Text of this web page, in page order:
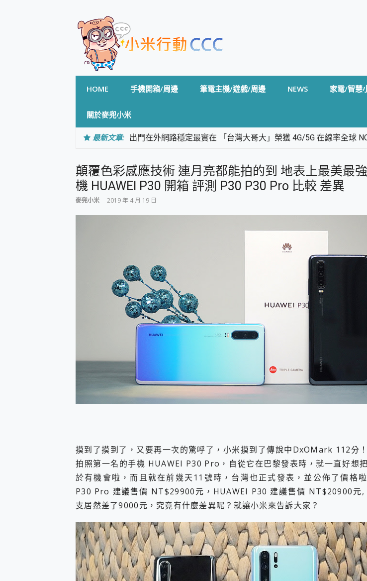
HOME 手機開箱/周邊 筆電主機/遊戲/周邊 NEWS 家電/智慧
關於麥兜小米
最新文章: 出門在外網路穩定最實在 「台灣大哥大」榮獲 4G/5G 在線率全球
專為 PC上的 XBOX和掌機設計的 FireCuda X1070 SSD 固態硬碟開
台灣製攝影機在這裡，100%全無線設計 SpotCam Solo Eco 太陽
測
電力超超超持久 MSI 微星 Prestige 14 AI+ D3MG-031TW 14吋 開箱
超懂拍、耐用 AI 街拍機~ realme 16 Pro 開箱評價~ 2 億畫素
超驚艷 讓人一眼就愛上 LENOVO 聯想 Yoga Book 9 14吋 AI輕薄筆電
美到讓人超想擁有 moto pad 60 系列 與 Moto | Swarovski razr 60
好用的 EaseUS Partition Master 讓您輕鬆的移除與格式化有防寫保
一鍵修復模糊影片、舊照的 AI 好幫手! VideoProc Converter AI 新版
小朋友才做選擇 投影機 RGB藍牙音響 氛圍情境燈 我通通都要！
式生活新體驗
外型超吸晴~ 給您絕佳操控體驗 GravaStar Mercury K1 系列 異星機
開箱~變身「蜘蛛人」椅子軍師！MSI MPG 491CQP QD-OLED 超
iPhone 17 系列 有認證的防護來囉！ imos 首家導入 UL MCV 行銷
DJI Osmo Pocket 3 爽爽帶回家 歡慶 EaseUS 21 週年到來，「
小巧好吸不擋鏡頭 有Qi2認證的 ONPRO MagReact MXs2
會走動的冷暖氣 SONY REON POCKET PRO 穿戴式智慧冷暖調溫裝
寶可夢飛人外掛iToolab AnyGo全新升級，GO Fest 五折優惠嗨翻天
百倍變焦實測~ vivo X200 Pro 與 S25 Ultra 誰能滿足全場景拍攝需
超好用的 PLAUD NotePin AI 智慧錄音膠囊~ 您的AI 秘書已上線 每
COMPUTEX 2025 來囉！AGI亞奇雷 AI・Gaming・創作儲存方案
自帶線的 有線無線都能充 ONPRO MagReact M5 10000mAh 5合1
飛利浦 JS7310 ⚡【電急便｜行動儲能救車電源】 可靠的旅行夥伴
是螢幕也是電視! 一機超多用途「MSI微星 Modern MD272UPSW
您的專屬AI 助手 Yoga Slim 7 Aura Edition 觸控AI筆電 開箱 評測
realme 14 Pro 超硬軍規、冰感變色實測，realme 14 5G 遊戲戰鬥值
iPhone、Apple Watch、AirPods耳機 三個設備充電一起搞定
動靜皆宜「HUAWEI FreeArc」開放式耳掛耳機，無感配戴! 超穩超
25種洗烘模式一機搞定! Roborock 衣莉莎白 H1 Neo分子篩洗脫烘 AI
給 MSI Claw 系列電競掌機 最完美的家 MSI Nest Docking Station 掌
B&O 精品級音響! Home+ 中嘉寬頻 SoundBox 劇院串流盒 開箱 評測
2億 APO蔡司長焦神機降臨~ vivo X200 Pro、vivo X200 就是這麼好
EaseUS Vocal Remover 免費線上去聲器一鍵去除人聲 人聲 音樂分
3 個超值 MHN 飛人工具分享~~ iToolab AnyGo 魔物獵人 Now飛人
Locawhere AnyTo 寶可夢飛人 AnyTo 不出門也可以飛遍全世界
顛覆色彩感應技術 連月亮都能拍的到 地表上最美最
機 HUAWEI P30 開箱 評測 P30 P30 Pro 比較 差異
麥兜小米 2019 年 4 月 19 日
摸到了摸到了，又要再一次的驚呼了，小米摸到了傳說中DxOMark 112分
拍照第一名的手機 HUAWEI P30 Pro，自從它在巴黎發表時，就一直好想
於有機會啦，而且就在前幾天11號時，台灣也正式發表，並公佈了價格
P30 Pro 建議售價 NT$29900元，HUAWEI P30 建議售價 NT$20900元,
支居然差了9000元，究竟有什麼差異呢？就讓小米來告訴大家？